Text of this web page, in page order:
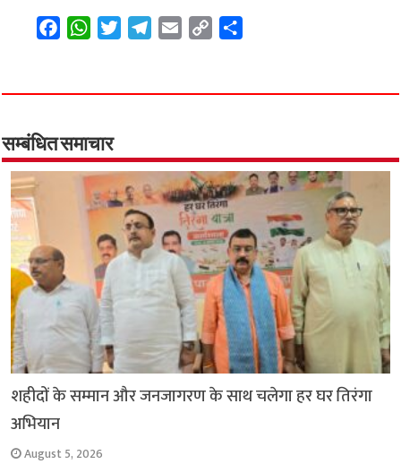
e
o
o
W
t
A
p
p
t
r
e
a
m
i
y
n
k
r
सम्बंधित समाचार
शहीदों के सम्मान और जनजागरण के साथ चलेगा हर घर तिरंगा
अभियान
August 5, 2026